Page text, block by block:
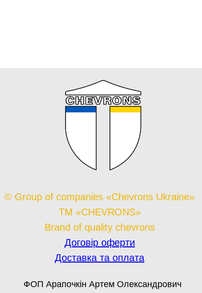
© Group of companies «Chevrons Ukraine»
TM «CHEVRONS»
Brand of quality chevrons
Договір оферти
Доставка та оплата
ФОП Арапочкін Артем Олександрович